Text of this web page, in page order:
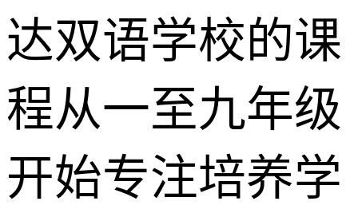
达双语学校的课
程从一至九年级
开始专注培养学